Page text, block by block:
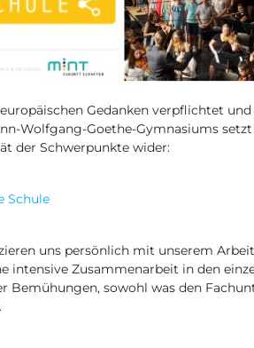
Gedanken verpflichtet
Wolfgang-Goethe-Gymnasiums
der Schwerpunkte wider:
Schule
uns persönlich mit unserem
intensive Zusammenarbeit in den
Bemühungen, sowohl was den